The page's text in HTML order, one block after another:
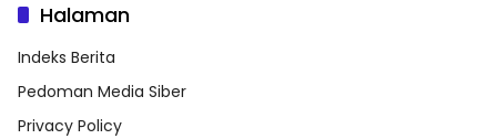
Halaman
Indeks Berita
Pedoman Media Siber
Privacy Policy